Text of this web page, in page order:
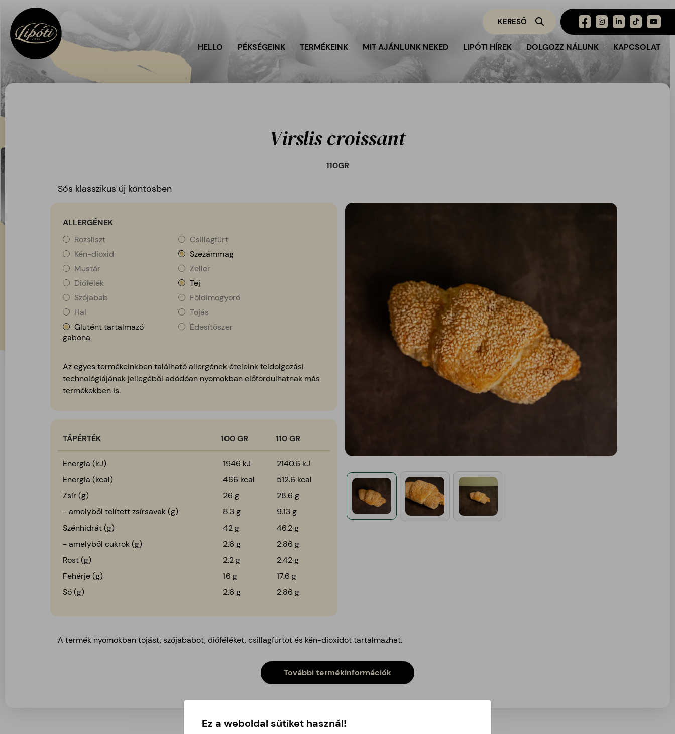
HELLO PÉKSÉGEINK TERMÉKEINK MIT AJÁNLUNK NEKED LIPÓTI HÍREK DOLGOZZ NÁLUNK KAPCSOLAT
Virslis croissant
110GR
Sós klasszikus új köntösben
ALLERGÉNEK
Rozsliszt
Csillagfürt
Kén-dioxid
Szezámmag
Mustár
Zeller
Diófélék
Tej
Szójabab
Földimogyoró
Hal
Tojás
Glutént tartalmazó
gabona
Édesítőszer
Az egyes termékeinkben található allergének ételeink feldolgozási
technológiájának jellegéből adódóan nyomokban előfordulhatnak más
termékekben is.
TÁPÉRTÉK 100 GR 110GR
Energia (kJ) 1946 kJ
2140.6 kJ
Energia (kcal)
466 kcal
512.6 kcal
Zsír (g)
26 g
28.6 g
- amelyből telített zsírsavak (g)
8.3 g
9.13 g
Szénhidrát (g)
42 g
46.2 g
- amelyből cukrok (g)
2.6 g
2.86 g
Rost (g)
2.2 g
2.42 g
Fehérje (g)
16 g
17.6 g
Só (g)
2.6 g 2.86 g
A termék nyomokban tojást, szójababot, dióféléket, csillagfürtöt és kén-dioxidot tartalmazhat.
További termékinformációk
Ez a weboldal sütiket használ!